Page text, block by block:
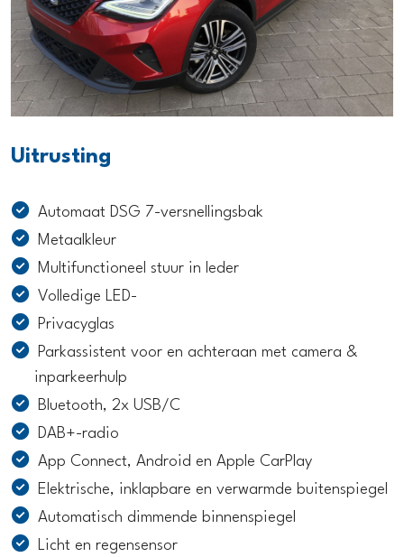
Uitrusting
Automaat DSG 7-versnellingsbak
Metaalkleur
Multifunctioneel stuur in leder
Volledige LED-
Privacyglas
Parkassistent voor en achteraan met camera &
inparkeerhulp
Bluetooth, 2x USB/C
DAB+-radio
App Connect, Android en Apple CarPlay
Elektrische, inklapbare en verwarmde buitenspiegel
Automatisch dimmende binnenspiegel
Licht en regensensor